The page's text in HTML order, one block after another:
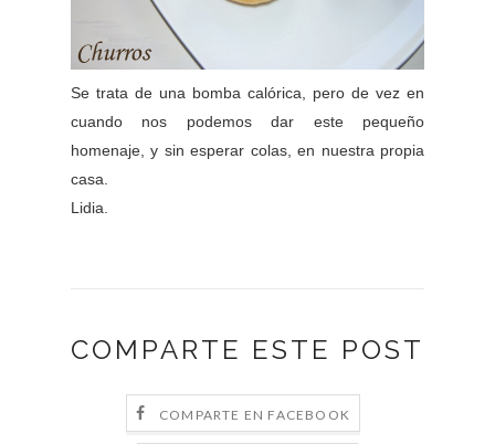
Se trata de una bomba calórica, pero de vez en
cuando nos podemos dar este pequeño
homenaje, y sin esperar colas, en nuestra propia
casa.
Lidia.
COMPARTE ESTE POST
COMPARTE EN FACEBOOK